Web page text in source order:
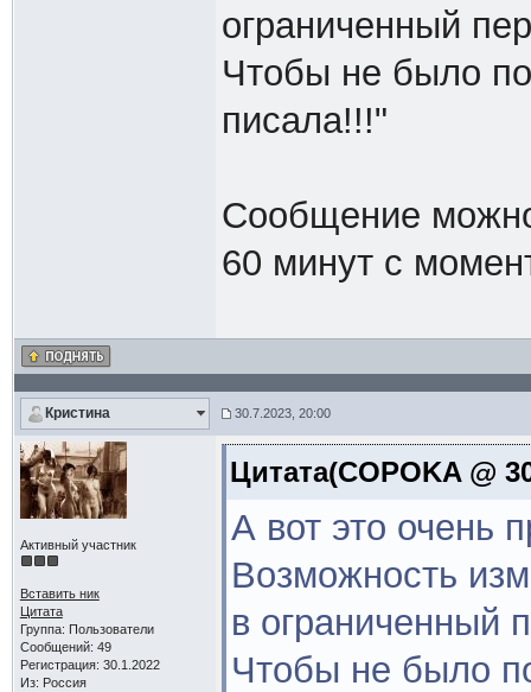
ограниченный
Чтобы не было
писала!!!"
Сообщение можно
60 минут с
Кристина 30.7.2023, 20:00
Активный участник
Вставить ник
Цитата
Группа: Пользователи
Сообщений: 49
Регистрация: 30.1.2022
Из: Россия
Цитата(COPOKA @
А вот это очень
Возможность
в ограниченный
Чтобы не было